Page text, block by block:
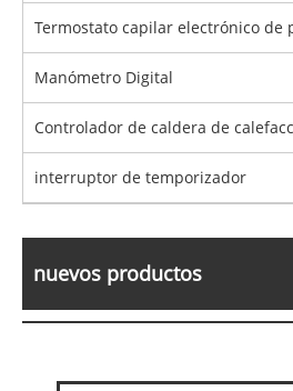
Termostato capilar electrónico de
Manómetro Digital
Controlador de caldera de
interruptor de temporizador
nuevos productos